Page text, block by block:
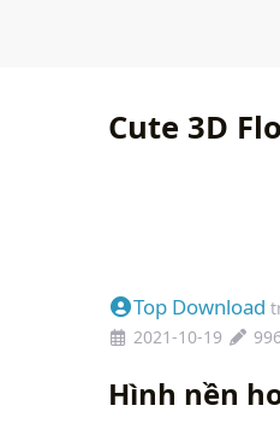
Cute 3D
Top Download
2021-10-19
Hình nền